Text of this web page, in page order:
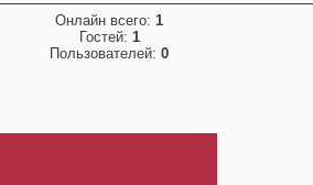
Онлайн всего: 1
Гостей: 1
Пользователей: 0